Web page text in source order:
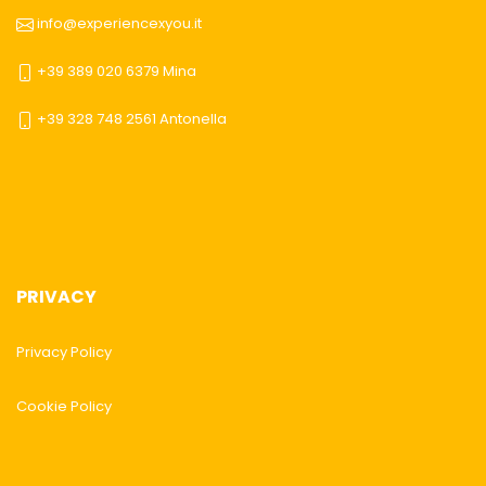
info@experiencexyou.it
+39 389 020 6379 Mina
+39 328 748 2561 Antonella
PRIVACY
Privacy Policy
Cookie Policy